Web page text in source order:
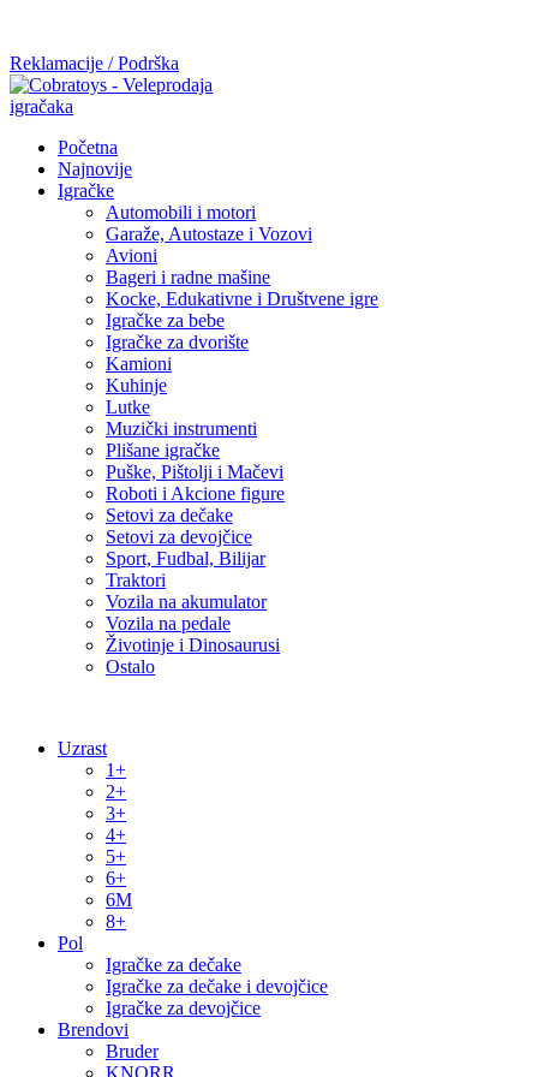
Reklamacije / Podrška
Početna
Najnovije
Igračke
Automobili i motori
Garaže, Autostaze i Vozovi
Avioni
Bageri i radne mašine
Kocke, Edukativne i Društvene igre
Igračke za bebe
Igračke za dvorište
Kamioni
Kuhinje
Lutke
Muzički instrumenti
Plišane igračke
Puške, Pištolji i Mačevi
Roboti i Akcione figure
Setovi za dečake
Setovi za devojčice
Sport, Fudbal, Bilijar
Traktori
Vozila na akumulator
Vozila na pedale
Životinje i Dinosaurusi
Ostalo
Uzrast
1+
2+
3+
4+
5+
6+
6M
8+
Pol
Igračke za dečake
Igračke za dečake i devojčice
Igračke za devojčice
Brendovi
Bruder
KNORR